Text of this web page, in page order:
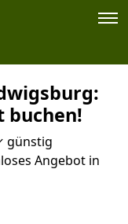
buchen!
günstig
Angebot in